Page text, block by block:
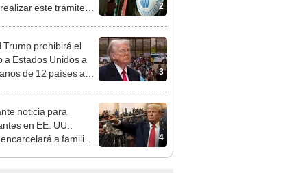
2
este trámite
3
Trump prohibirá el
a Estados Unidos a
de 12 países a
4
noticia para
en EE. UU.:
a familias